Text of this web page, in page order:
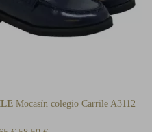
Mocasín colegio Carrile A3112